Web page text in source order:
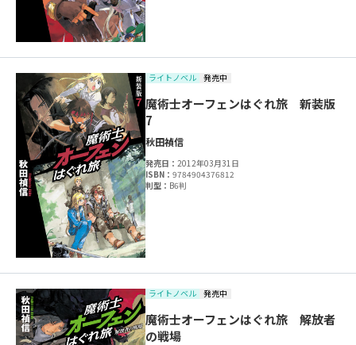
ライトノベル 発売中
魔術士オーフェンはぐれ旅 新装版
7
秋田禎信
発売日：2012年03月31日
ISBN：9784904376812
判型： B6判
ライトノベル 発売中
魔術士オーフェンはぐれ旅 解放者
の戦場